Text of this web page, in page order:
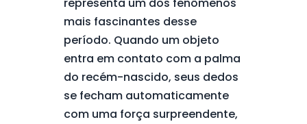
mais fascinantes desse
período. Quando um objeto
entra em contato com a palma
do recém-nascido, seus dedos
se fecham automaticamente
com uma força surpreendente,